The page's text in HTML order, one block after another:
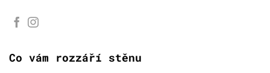
Co vám rozzáří stěnu